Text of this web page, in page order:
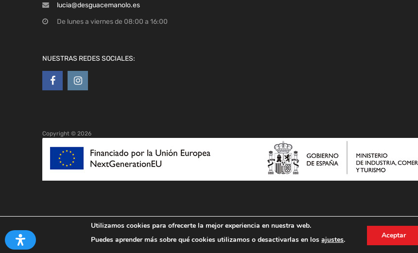
lucia@desguacemanolo.es
De lunes a viernes de 08:00 a 16:00
NUESTRAS REDES SOCIALES:
Copyright © 2026
Utilizamos cookies para ofrecerte la mejor experiencia en nuestra web.
Puedes aprender más sobre qué cookies utilizamos o desactivarlas en losajustes. Aceptar